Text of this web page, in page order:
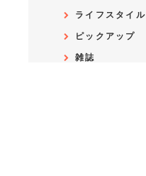
ライフスタイル
ピックアップ
雑誌